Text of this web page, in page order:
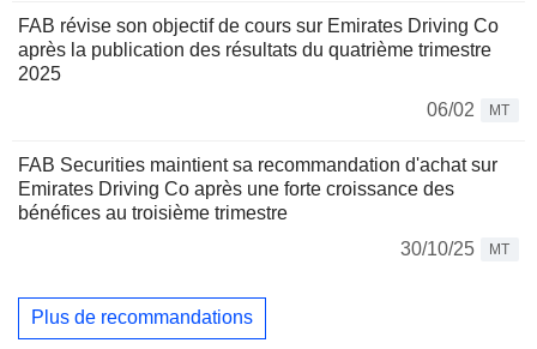
FAB révise son objectif de cours sur Emirates Driving Co
après la publication des résultats du quatrième trimestre
2025
06/02
MT
FAB Securities maintient sa recommandation d'achat sur
Emirates Driving Co après une forte croissance des
bénéfices au troisième trimestre
30/10/25
MT
Plus de recommandations